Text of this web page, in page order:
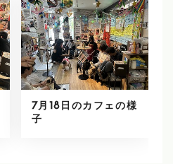
7月18日のカフェの様
子